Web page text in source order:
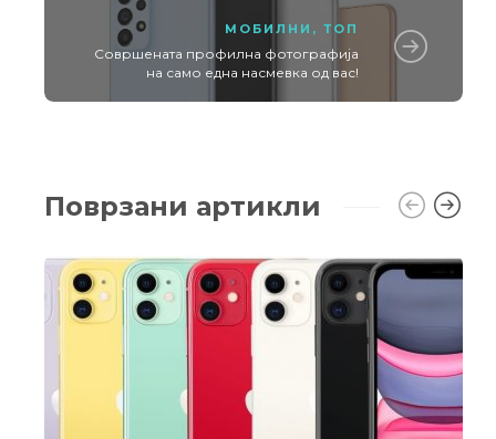
МОБИЛНИ , ТОП
Совршената профилна фотографија
на само една насмевка од вас!
Поврзани артикли